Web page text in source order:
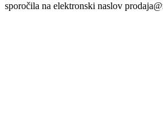
sporočila na elektronski naslov